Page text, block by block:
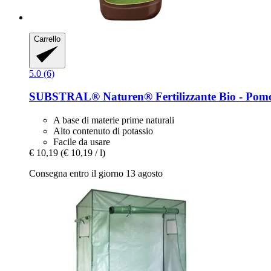
Carrello
5.0 (6)
SUBSTRAL® Naturen® Fertilizzante Bio -​
A base di materie prime naturali
Alto contenuto di potassio
Facile da usare
€ 10,19 (€ 10,19 / l)
Consegna entro il giorno 13 agosto